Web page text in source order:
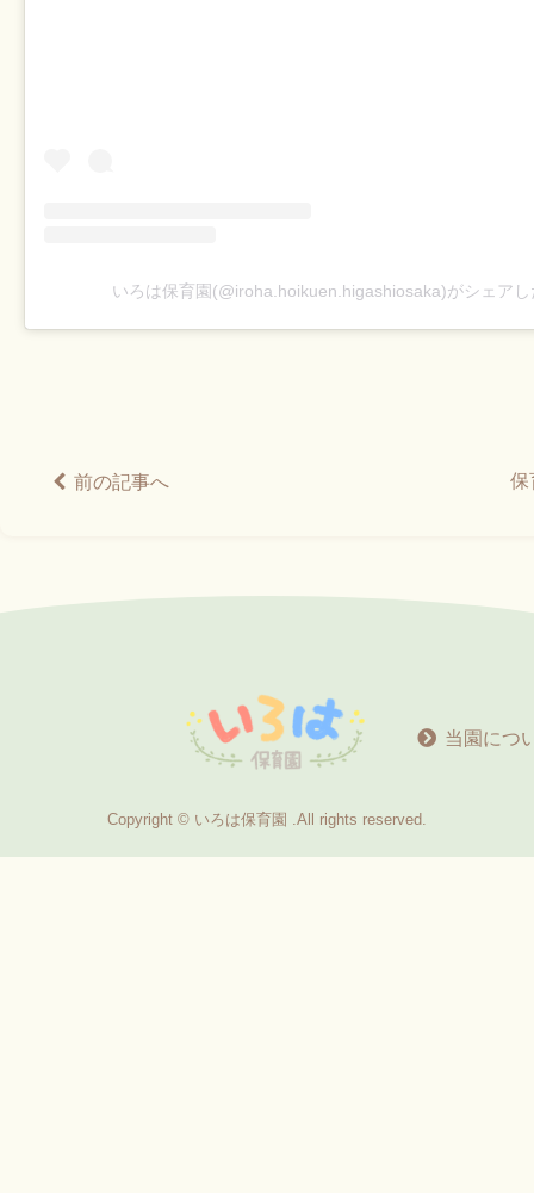
いろは保育園(@iroha.hoikuen.higashiosaka)がシェア
前の記事へ 保
当園につ
Copyright © いろは保育園 .All rights reserved.